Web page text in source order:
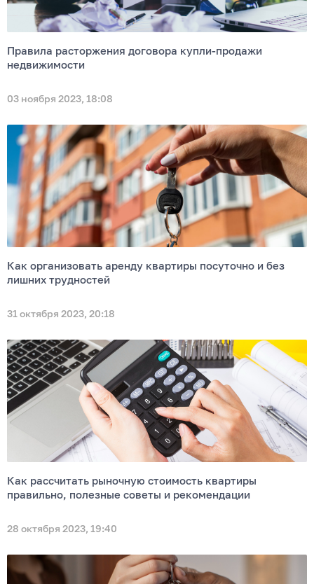
Правила расторжения договора купли-продажи
недвижимости
03 ноября 2023, 18:08
Как организовать аренду квартиры посуточно и без
лишних трудностей
31 октября 2023, 20:18
Как рассчитать рыночную стоимость квартиры
правильно, полезные советы и рекомендации
28 октября 2023, 19:40